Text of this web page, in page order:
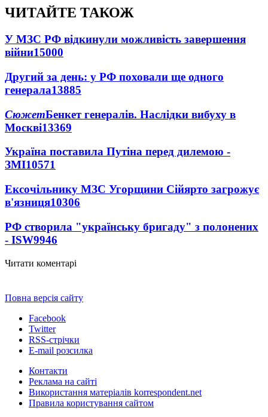
ЧИТАЙТЕ ТАКОЖ
У МЗС РФ відкинули можливість завершення
війни15000
Другий за день: у РФ поховали ще одного
генерала13885
СюжетБенкет генералів. Наслідки вибуху в
Москві13369
Україна поставила Путіна перед дилемою -
ЗМІ10571
Ексочільнику МЗС Угорщини Сійярто загрожує
в'язниця10306
РФ створила "українську бригаду" з полонених
- ISW9946
Читати коментарі
Повна версія сайту
Facebook
Twitter
RSS-стрічки
E-mail розсилка
Контакти
Реклама на сайті
Використання матеріалів korrespondent.net
Правила користування сайтом